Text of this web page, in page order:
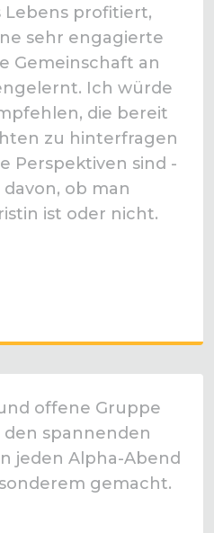
Lebens profitiert,
sehr engagierte
Gemeinschaft an
Ich würde
die bereit
zu hinterfragen
Perspektiven sind -
ob man
ist oder nicht.
offene Gruppe
spannenden
jeden Alpha-Abend
gemacht.